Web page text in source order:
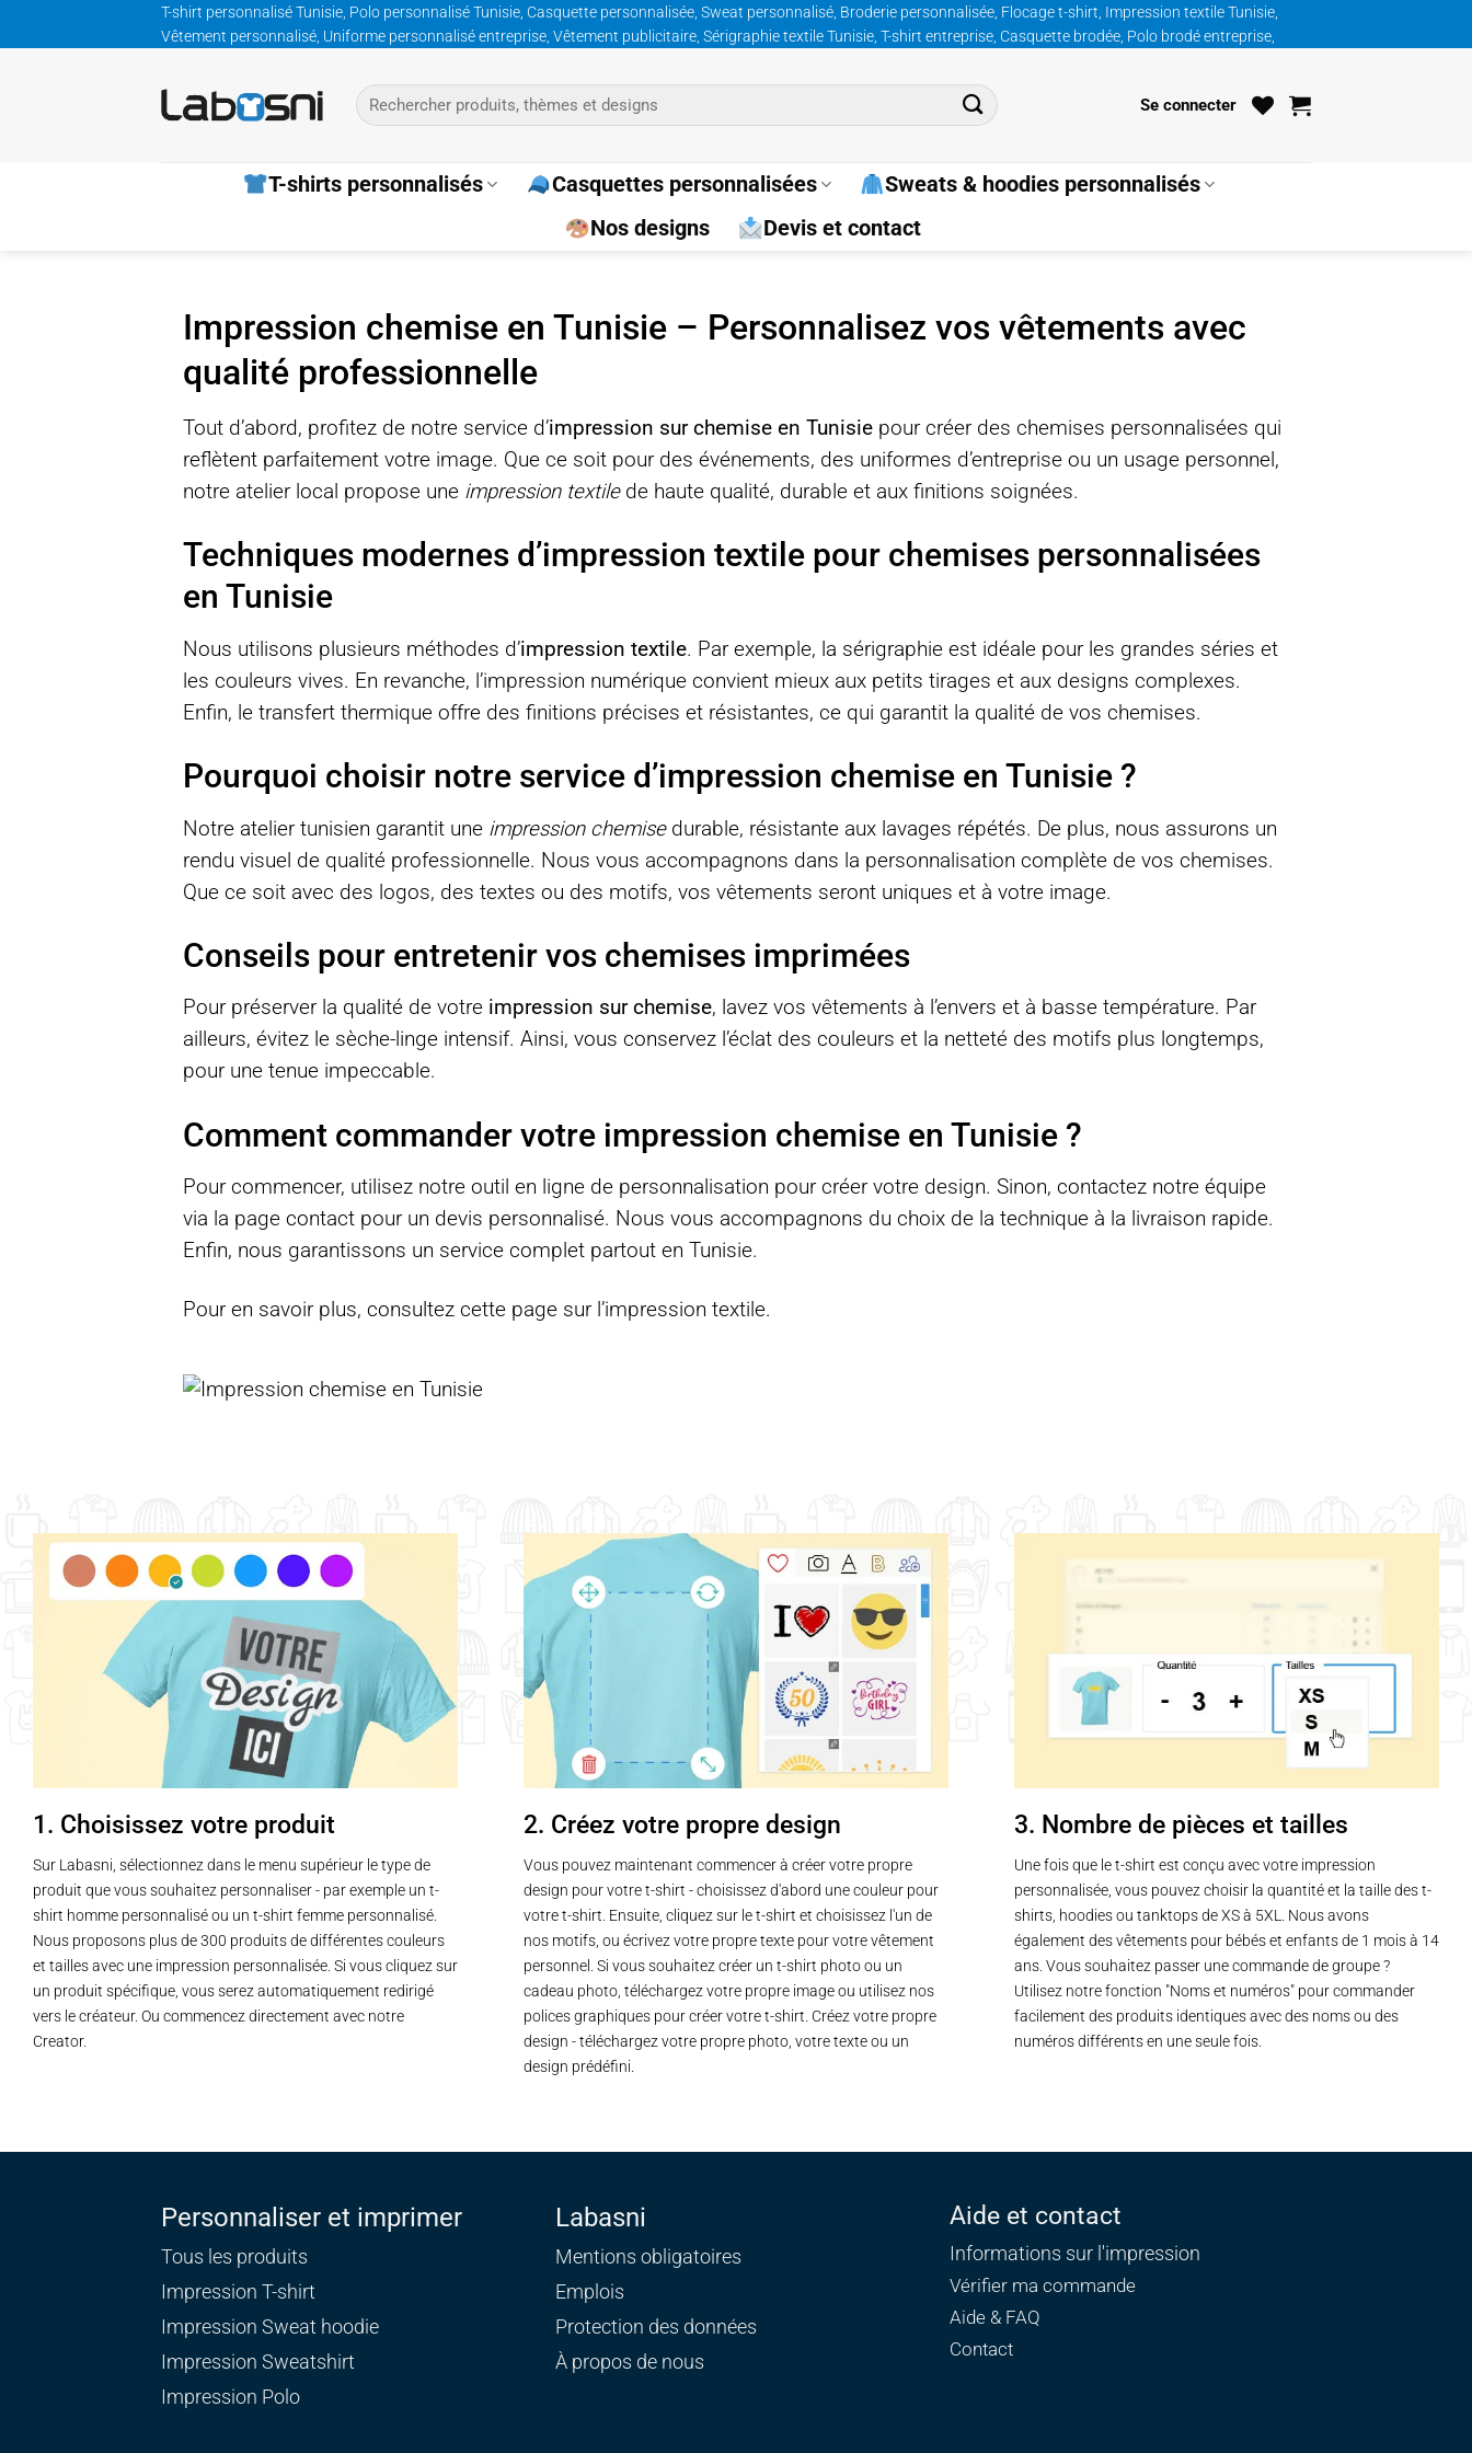
au
T-shirt personnalisé Tunisie, Polo personnalisé Tunisie, Casquette personnalisée, Sweat personnalisé, Broderie personnalisée, Flocage t-shirt, Impression textile Tunisie,
Vêtement personnalisé, Uniforme personnalisé entreprise, Vêtement publicitaire, Sérigraphie textile Tunisie, T-shirt entreprise, Casquette brodée, Polo brodé entreprise,
Recherche
pour :
Se connecter
T-shirts personnalisés Casquettes personnalisées
Sweats & hoodies personnalisés
Nos designs
Devis et contact
Impression chemise en Tunisie – Personnalisez vos vêtements avec
qualité professionnelle
Tout d’abord, profitez de notre service d’impression sur chemise en Tunisie pour créer des chemises personnalisées qui
reflètent parfaitement votre image. Que ce soit pour des événements, des uniformes d’entreprise ou un usage personnel,
notre atelier local propose une impression textilede haute qualité, durable et aux finitions soignées.
Techniques modernes d’impression textile pour chemises personnalisées
en Tunisie
Nous utilisons plusieurs méthodes d’impression textile. Par exemple, la sérigraphie est idéale pour les grandes séries et
les couleurs vives. En revanche, l’impression numérique convient mieux aux petits tirages et aux designs complexes.
Enfin, le transfert thermique offre des finitions précises et résistantes, ce qui garantit la qualité de vos chemises.
Pourquoi choisir notre service d’impression chemise en Tunisie ?
Notre atelier tunisien garantit une impression chemisedurable, résistante aux lavages répétés. De plus, nous assurons un
rendu visuel de qualité professionnelle. Nous vous accompagnons dans la personnalisation complète de vos chemises.
Que ce soit avec des logos, des textes ou des motifs, vos vêtements seront uniques et à votre image.
Conseils pour entretenir vos chemises imprimées
Pour préserver la qualité de votre impression sur chemise, lavez vos vêtements à l’envers et à basse température. Par
ailleurs, évitez le sèche-linge intensif. Ainsi, vous conservez l’éclat des couleurs et la netteté des motifs plus longtemps,
pour une tenue impeccable.
Comment commander votre impression chemise en Tunisie ?
Pour commencer, utilisez notre outil en ligne de personnalisation pour créer votre design. Sinon, contactez notre équipe
via la page contact pour un devis personnalisé. Nous vous accompagnons du choix de la technique à la livraison rapide.
Enfin, nous garantissons un service complet partout en Tunisie.
Pour en savoir plus, consultez cette page sur l’impression textile.
1. Choisissez votre produit
Sur Labasni, sélectionnez dans le menu supérieur le type de
produit que vous souhaitez personnaliser - par exemple un t-
shirt homme personnalisé ou un t-shirt femme personnalisé.
Nous proposons plus de 300 produits de différentes couleurs
et tailles avec une impression personnalisée. Si vous cliquez sur
un produit spécifique, vous serez automatiquement redirigé
vers le créateur. Ou commencez directement avec notre
Creator.
2. Créez votre propre design
Vous pouvez maintenant commencer à créer votre propre
design pour votre t-shirt - choisissez d'abord une couleur pour
votre t-shirt. Ensuite, cliquez sur le t-shirt et choisissez l'un de
nos motifs, ou écrivez votre propre texte pour votre vêtement
personnel. Si vous souhaitez créer un t-shirt photo ou un
cadeau photo, téléchargez votre propre image ou utilisez nos
polices graphiques pour créer votre t-shirt. Créez votre propre
design - téléchargez votre propre photo, votre texte ou un
design prédéfini.
3. Nombre de pièces et tailles
Une fois que le t-shirt est conçu avec votre impression
personnalisée, vous pouvez choisir la quantité et la taille des t-
shirts, hoodies ou tanktops de XS à 5XL. Nous avons
également des vêtements pour bébés et enfants de 1 mois à 14
ans. Vous souhaitez passer une commande de groupe ?
Utilisez notre fonction "Noms et numéros" pour commander
facilement des produits identiques avec des noms ou des
numéros différents en une seule fois.
Personnaliser et imprimer
Tous les produits
Impression T-shirt
Impression Sweat hoodie
Impression Sweatshirt
Impression Polo
Labasni
Mentions obligatoires
Emplois
Protection des données
À propos de nous
Aide et contact
Informations sur l'impression
Vérifier ma commande
Aide & FAQ
Contact